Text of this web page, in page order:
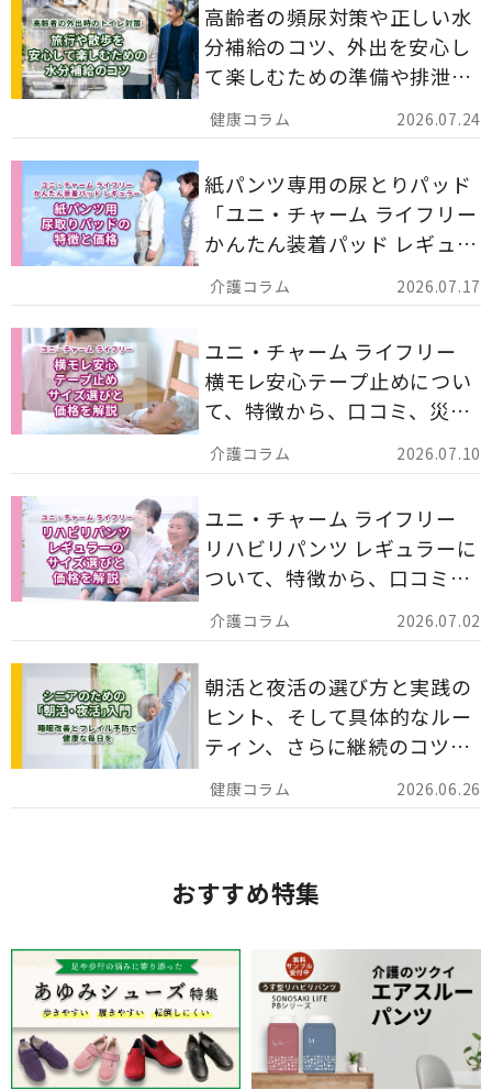
2026.07.24
高齢者の頻尿対策や正しい水
分補給のコツ、外出を安心し
て楽しむための準備や排泄ケ
ア用品の選び方を解説しま
す。
2026.07.17
紙パンツ専用の尿とりパッド
「ユニ・チャーム ライフリー
かんたん装着パッド レギュラ
ー 計162枚」について解説し
ます。
2026.07.10
ユニ・チャーム ライフリー
横モレ安心テープ止めについ
て、特徴から、口コミ、災害
備蓄としての活用法まで分か
りやすく解説します。
2026.07.02
ユニ・チャーム ライフリー
リハビリパンツ レギュラーに
ついて、特徴から、口コミ、
災害備蓄としての活用法まで
分かりやすく解説します。
2026.06.26
朝活と夜活の選び方と実践の
ヒント、そして具体的なルー
ティン、さらに継続のコツま
でを詳しくご紹介します。
おすすめ特集